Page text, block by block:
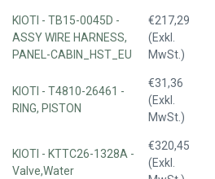
KIOTI - TB15-0045D -
ASSY WIRE HARNESS,
PANEL-CABIN_HST_EU
€217,29
(Exkl.
MwSt.)
KIOTI - T4810-26461 -
RING, PISTON
€31,36
(Exkl.
MwSt.)
KIOTI - KTTC26-1328A -
Valve,Water
€320,45
(Exkl.